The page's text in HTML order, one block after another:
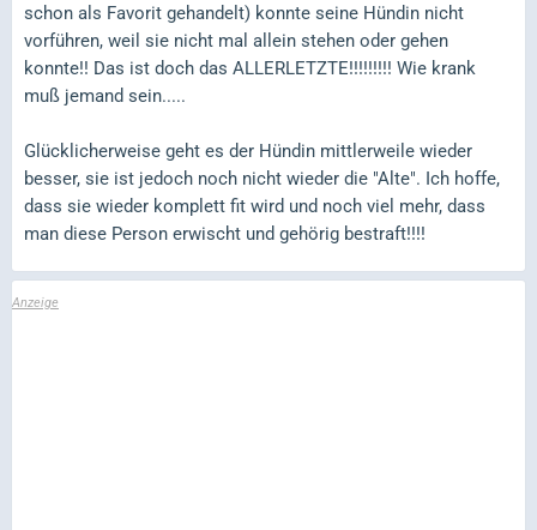
schon als Favorit gehandelt) konnte seine Hündin nicht
vorführen, weil sie nicht mal allein stehen oder gehen
konnte!! Das ist doch das ALLERLETZTE!!!!!!!!! Wie krank
muß jemand sein.....
Glücklicherweise geht es der Hündin mittlerweile wieder
besser, sie ist jedoch noch nicht wieder die "Alte". Ich hoffe,
dass sie wieder komplett fit wird und noch viel mehr, dass
man diese Person erwischt und gehörig bestraft!!!!